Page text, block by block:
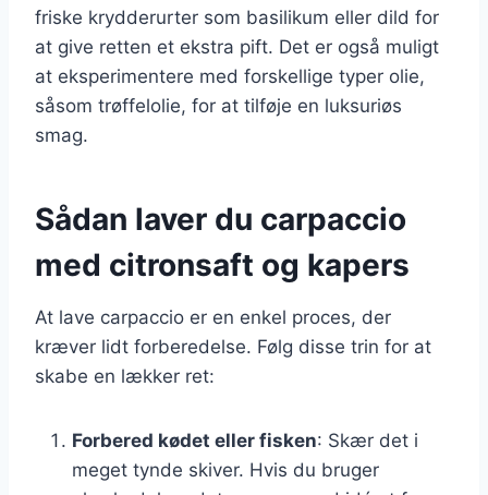
friske krydderurter som basilikum eller dild for
at give retten et ekstra pift. Det er også muligt
at eksperimentere med forskellige typer olie,
såsom trøffelolie, for at tilføje en luksuriøs
smag.
Sådan laver du carpaccio
med citronsaft og kapers
At lave carpaccio er en enkel proces, der
kræver lidt forberedelse. Følg disse trin for at
skabe en lækker ret:
Forbered kødet eller fisken: Skær det i
meget tynde skiver. Hvis du bruger